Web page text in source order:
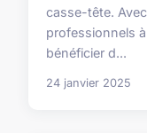
casse-tête.
professionnels
bénéficier d...
24 janvier 2025